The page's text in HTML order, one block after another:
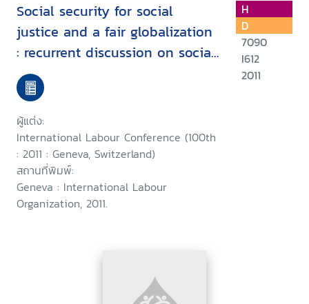
Social security for social
justice and a fair globalization
: recurrent discussion on social
protection (social security)
under the ILO Declaration on
Social Justice for a Fair
Globalization, 2011 : sixth item
on the agenda
ผู้แต่ง:
International Labour Conference (100th
: 2011 : Geneva, Switzerland)
สถานที่พิมพ์:
Geneva : International Labour
Organization, 2011.
H
D
7090
I612
2011